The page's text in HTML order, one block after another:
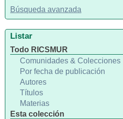
Búsqueda avanzada
Listar
Todo RICSMUR
Comunidades & Colecciones
Por fecha de publicación
Autores
Títulos
Materias
Esta colección